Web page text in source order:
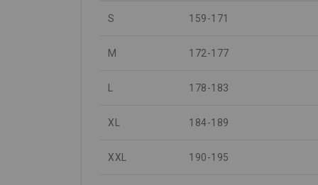
S 159-171
M 172-177
178-183
XL 184-189
XXL 190-195